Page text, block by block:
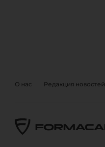
О нас Редакция новостей